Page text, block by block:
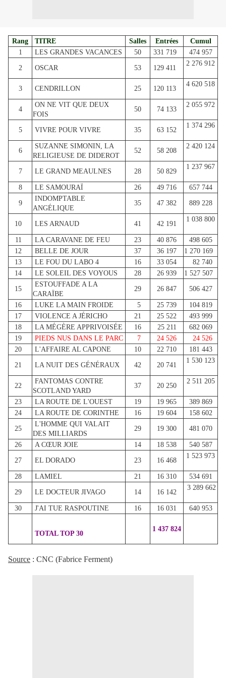
Rang TITRE Salles Entrées
Cumul
1
LES GRANDES VACANCES 50 331 719 474 957
2 OSCAR 53 129 411
2 276 912
3 CENDRILLON 25 120 113
4 620 518
4
ON NE VIT QUE DEUX
FOIS
50 74 133
2 055 972
5 VIVRE POUR VIVRE 35 63 152
1 374 296
6
SUZANNE SIMONIN, LA
RELIGIEUSE DE DIDEROT
52 58 208
2 420 124
7 LE GRAND MEAULNES 28 50 829
1 237 967
8 LE SAMOURAÏ 26 49 716 657 744
9
INDOMPTABLE
ANGÉLIQUE
35 47 382 889 228
10 LES ARNAUD 41 42 191
1 038 800
11 LA CARAVANE DE FEU 23 40 876
498 605
12
BELLE DE JOUR 37 36 197
1 270 169
13
LE FOU DU LABO 4 16 33 054
82 740
14
LE SOLEIL DES VOYOUS 28 26 939 1 527 507
15
ESTOUFFADE A LA
CARAÏBE
29 26 847 506 427
16 LUKE LA MAIN FROIDE 5 25 739
104 819
17
VIOLENCE A JÉRICHO 21 25 522
493 999
18
LA MÉGÈRE APPRIVOISÉE 16 25 211
682 069
19
PIEDS NUS DANS LE PARC 7 24 526
24 526
20
L'AFFAIRE AL CAPONE 10 22 710 181 443
21 LA NUIT DES GÉNÉRAUX 42 20 741
1 530 123
22
FANTOMAS CONTRE
SCOTLAND YARD
37 20 250
2 511 205
23 LA ROUTE DE L'OUEST 19 19 965
389 869
24
LA ROUTE DE CORINTHE 16 19 604 158 602
25
L'HOMME QUI VALAIT
DES MILLIARDS
29 19 300 481 070
26 A CŒUR JOIE 14 18 538 540 587
27 EL DORADO 23 16 468
1 523 973
28 LAMIEL 21 16 310 534 691
29 LE DOCTEUR JIVAGO 14 16 142
3 289 662
30 J'AI TUE RASPOUTINE 16 16 031 640 953
TOTAL TOP 30
1 437 824
Source : CNC (Fabrice Ferment)